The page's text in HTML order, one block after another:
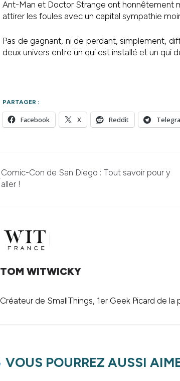
Ant-Man et Doctor Strange ont honnêtement
attirer les foules avec un capital sympathie
Pas de gagnant, ni de perdant, simplement,
deux univers entre un qui est installé et un qui
PARTAGER :
Facebook X Reddit
Comic-Con de San Diego : Tout savoir pour y
aller !
TOM WITWICKY
Créateur de SmallThings, 1er Geek Picard de la
VOUS POURREZ AUSSI